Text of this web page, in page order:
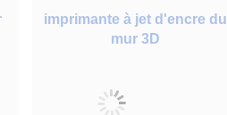
imprimante à jet d'encre du
mur 3D